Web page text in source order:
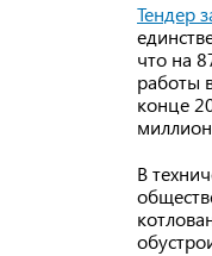
Тендер
что на
работы
конце
В